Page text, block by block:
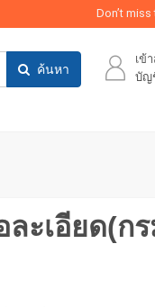
Don’t
ค้นหา
เข้
บัญ
ละเอียด(ก